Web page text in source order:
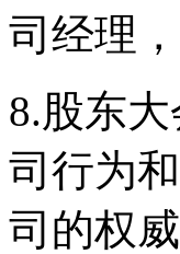
司经理
8.股东
司行为
司的权